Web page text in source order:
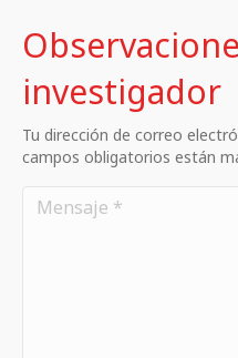
investigador
Tu dirección de correo
campos obligatorios están